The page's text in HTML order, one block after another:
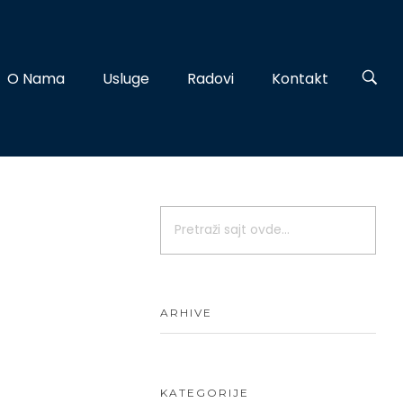
O Nama Usluge Radovi Kontakt
ARHIVE
KATEGORIJE